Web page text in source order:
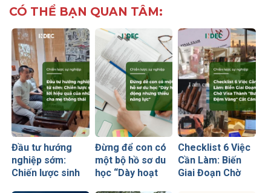
CÓ THỂ BẠN QUAN TÂM:
Đầu tư hướng
nghiệp sớm:
Chiến lược sinh
Đừng để con có
một bộ hồ sơ du
học “Dày hoạt
Checklist 6 Việc
Cần Làm: Biến
Giai Đoạn Chờ